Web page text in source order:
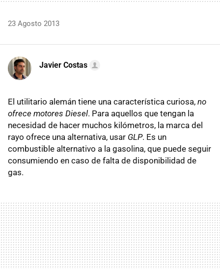
23 Agosto 2013
Javier Costas
El utilitario alemán tiene una característica curiosa, no
ofrece motores Diesel. Para aquellos que tengan la
necesidad de hacer muchos kilómetros, la marca del
rayo ofrece una alternativa, usar GLP. Es un
combustible alternativo a la gasolina, que puede seguir
consumiendo en caso de falta de disponibilidad de
gas.